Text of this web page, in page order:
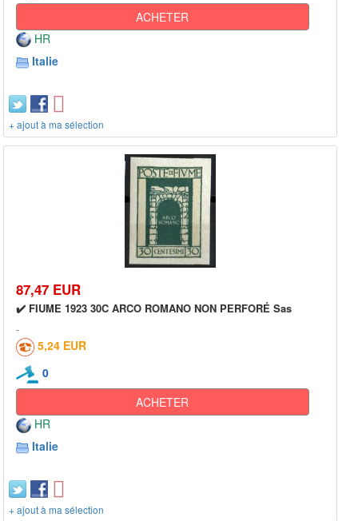
ACHETER
HR
Italie
+ ajout à ma sélection
87,47 EUR
✔️ FIUME 1923 30C ARCO ROMANO NON PERFORÉ Sas
5,24 EUR
0
ACHETER
HR
Italie
+ ajout à ma sélection